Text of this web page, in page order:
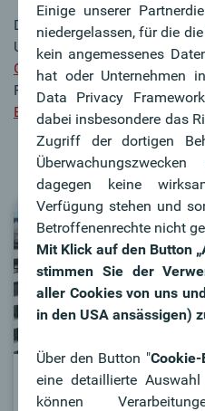
Die drei Banken nutzen
Unternehmen, wie die
3
Generali Investment-
Fondstochter mit der
Banken Wohnbaubank AG
Oberbank
Einige unserer
niedergelassen, für die
kein angemessenes
hat oder Unternehmen
Data Privacy
dabei insbesondere das
Zugriff der dortigen
dagegen keine
Verfügung stehen und
Betroffenenrechte nicht
Mit Klick auf den Button
stimmen Sie der
aller Cookies von uns
in den USA ansässigen)
Über den Button "Cookie-
eine detaillierte
können